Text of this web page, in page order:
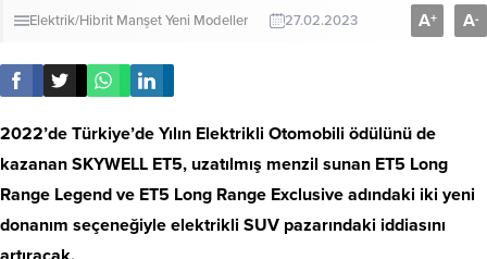
Elektrik/Hibrit ManşetYeni Modeller 27.02.2023 A+ A-
2022’de Türkiye’de Yılın Elektrikli Otomobili ödülünü de
kazanan SKYWELL ET5, uzatılmış menzil sunan ET5 Long
Range Legend ve ET5 Long Range Exclusive adındaki iki yeni
donanım seçeneğiyle elektrikli SUV pazarındaki iddiasını